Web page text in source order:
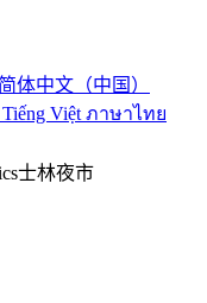
简体中文（中国）
Tiếng Việt ภาษาไทย
士林夜市